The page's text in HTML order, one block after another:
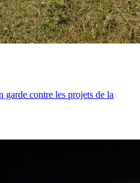
garde contre les projets de la